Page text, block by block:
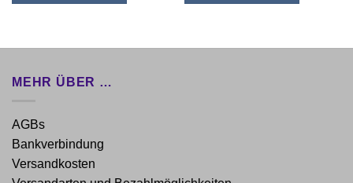
MEHR ÜBER …
AGBs
Bankverbindung
Versandkosten